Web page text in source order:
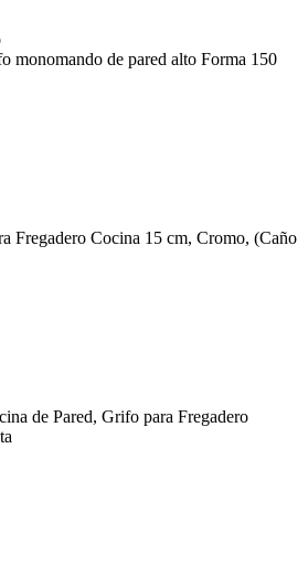
monomando de pared alto Forma 150
Fregadero Cocina 15 cm, Cromo, (Caño
de Pared, Grifo para Fregadero